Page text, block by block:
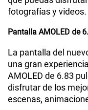
Reconocimiento
Lector de Huella
fotografías y videos.
Pantalla AMOLED de
La pantalla del
una gran
AMOLED de 6.83
disfrutar de los
escenas,